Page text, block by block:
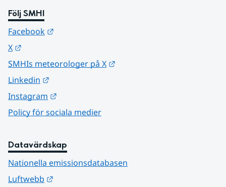
Följ SMHI
Facebook
X
SMHIs meteorologer på X
Linkedin
Instagram
Policy för sociala medier
Datavärdskap
Nationella emissionsdatabasen
Luftwebb